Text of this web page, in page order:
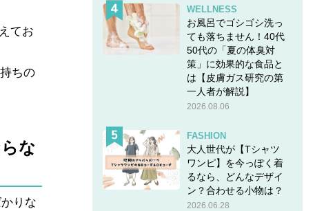
てお
ちの
な
りな
WELLNESS
お風呂でゴシゴシ洗っ
ても落ちません！40代
50代の「夏の体臭対
策」に効果的な食品と
は【皮膚ガス研究の第
一人者が解説】
2026.08.06
FASHION
大人世代が【Tシャツ
ワンピ】を今っぽく着
るなら、どんなデザイ
ン？合わせる小物は？
2026.06.28